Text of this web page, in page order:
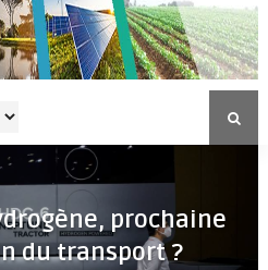
prochaine
du transport ?